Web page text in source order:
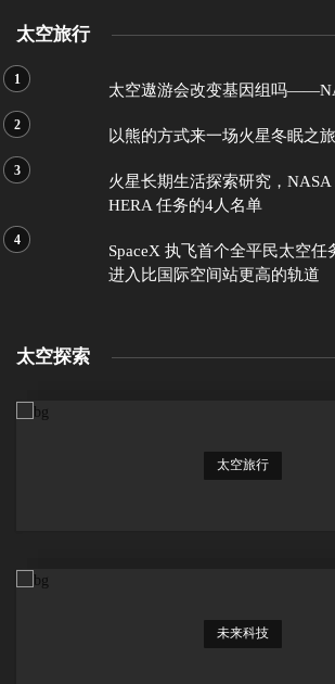
太空旅行
太空遨游会改变基因组吗
以熊的方式来一场火星冬眠之旅
火星长期生活探索研究，NASA
HERA 任务的4人名单
SpaceX 执飞首个全平民太空任
进入比国际空间站更高的轨道
太空探索
太空旅行
未来科技